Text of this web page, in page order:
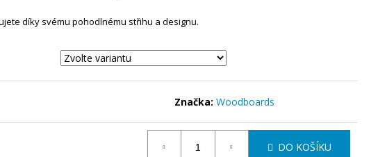
díky svému pohodlnému střihu a designu.
Značka: Woodboards
DO KOŠÍKU
Následující